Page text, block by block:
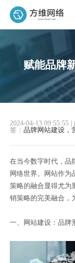
赋能品牌
2024-04-13 09:55:55
签： 品牌网站建设，
在当今数字时代，品
网络世界。网站作为
策略的融合显得尤为
销策略的完美融合，
一、网站建设：品牌